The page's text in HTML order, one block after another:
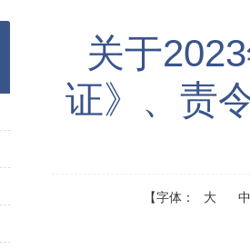
关于
证》、责
【字体： 大